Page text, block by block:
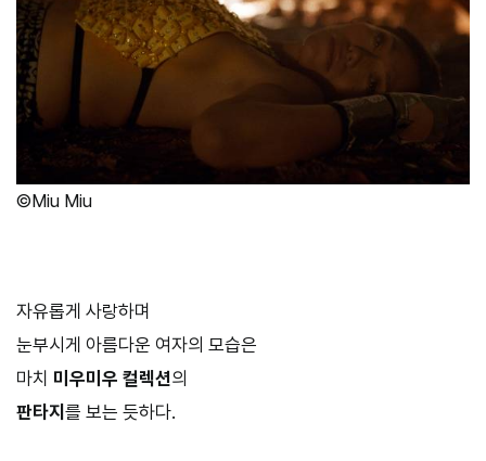
©Miu Miu
자유롭게 사랑하며
눈부시게 아름다운 여자의 모습은
마치 미우미우 컬렉션의
판타지 를 보는 듯하다.